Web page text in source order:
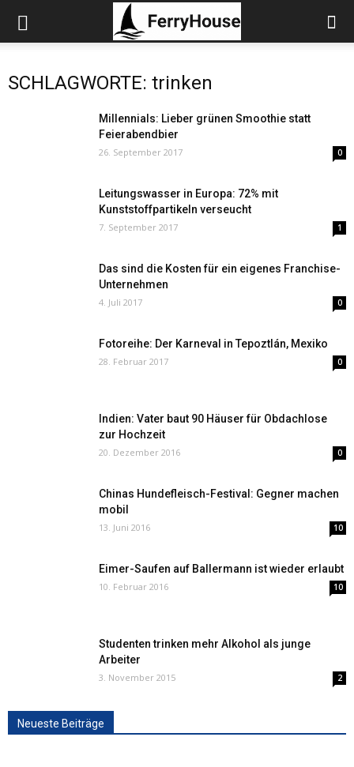
SCHLAGWORTE: trinken
Millennials: Lieber grünen Smoothie statt
Feierabendbier
26. September 2017 0
Leitungswasser in Europa: 72% mit
Kunststoffpartikeln verseucht
7. September 2017 1
Das sind die Kosten für ein eigenes Franchise-
Unternehmen
4. Juli 2017 0
Fotoreihe: Der Karneval in Tepoztlán, Mexiko
28. Februar 2017 0
Indien: Vater baut 90 Häuser für Obdachlose
zur Hochzeit
20. Dezember 2016 0
Chinas Hundefleisch-Festival: Gegner machen
mobil
13. Juni 2016 10
Eimer-Saufen auf Ballermann ist wieder erlaubt
10. Februar 2016 10
Studenten trinken mehr Alkohol als junge
Arbeiter
3. November 2015 2
Neueste Beiträge